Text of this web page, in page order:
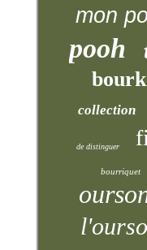
mon
pooh
collection
de distinguer
bourriquet